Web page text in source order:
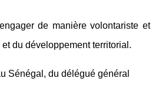
de manière volontariste et
du développement territorial.
Sénégal, du délégué général